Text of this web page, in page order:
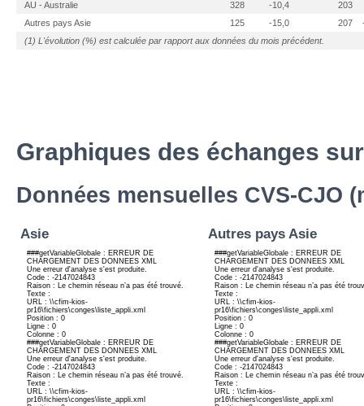
AU - Australie
328 -10,4
203
Autres pays Asie
125 -15,0 207
(1) L'évolution (%) est calculée par rapport aux données du mois précédent.
Graphiques des échanges
Données mensuelles CVS-CJO
Asie Autres pays Asie